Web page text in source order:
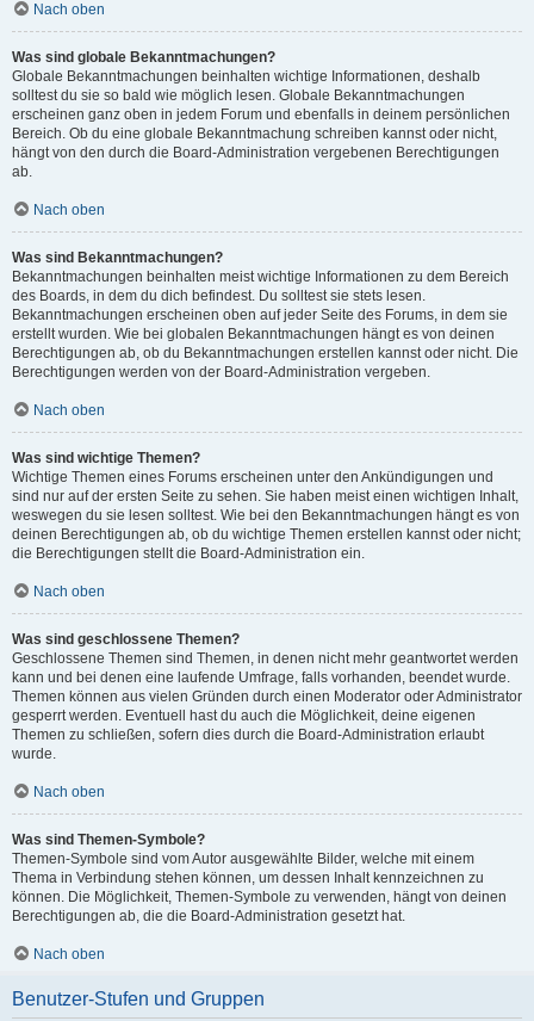
Nach oben
Was sind globale Bekanntmachungen?
Globale Bekanntmachungen beinhalten wichtige Informationen, deshalb
solltest du sie so bald wie möglich lesen. Globale Bekanntmachungen
erscheinen ganz oben in jedem Forum und ebenfalls in deinem persönlichen
Bereich. Ob du eine globale Bekanntmachung schreiben kannst oder nicht,
hängt von den durch die Board-Administration vergebenen Berechtigungen
ab.
Nach oben
Was sind Bekanntmachungen?
Bekanntmachungen beinhalten meist wichtige Informationen zu dem Bereich
des Boards, in dem du dich befindest. Du solltest sie stets lesen.
Bekanntmachungen erscheinen oben auf jeder Seite des Forums, in dem sie
erstellt wurden. Wie bei globalen Bekanntmachungen hängt es von deinen
Berechtigungen ab, ob du Bekanntmachungen erstellen kannst oder nicht. Die
Berechtigungen werden von der Board-Administration vergeben.
Nach oben
Was sind wichtige Themen?
Wichtige Themen eines Forums erscheinen unter den Ankündigungen und
sind nur auf der ersten Seite zu sehen. Sie haben meist einen wichtigen Inhalt,
weswegen du sie lesen solltest. Wie bei den Bekanntmachungen hängt es von
deinen Berechtigungen ab, ob du wichtige Themen erstellen kannst oder nicht;
die Berechtigungen stellt die Board-Administration ein.
Nach oben
Was sind geschlossene Themen?
Geschlossene Themen sind Themen, in denen nicht mehr geantwortet werden
kann und bei denen eine laufende Umfrage, falls vorhanden, beendet wurde.
Themen können aus vielen Gründen durch einen Moderator oder Administrator
gesperrt werden. Eventuell hast du auch die Möglichkeit, deine eigenen
Themen zu schließen, sofern dies durch die Board-Administration erlaubt
wurde.
Nach oben
Was sind Themen-Symbole?
Themen-Symbole sind vom Autor ausgewählte Bilder, welche mit einem
Thema in Verbindung stehen können, um dessen Inhalt kennzeichnen zu
können. Die Möglichkeit, Themen-Symbole zu verwenden, hängt von deinen
Berechtigungen ab, die die Board-Administration gesetzt hat.
Nach oben
Benutzer-Stufen und Gruppen